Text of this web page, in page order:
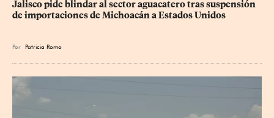
Jalisco pide blindar al sector aguacatero tras suspensión
de importaciones de Michoacán a Estados Unidos
Por Patricia Romo